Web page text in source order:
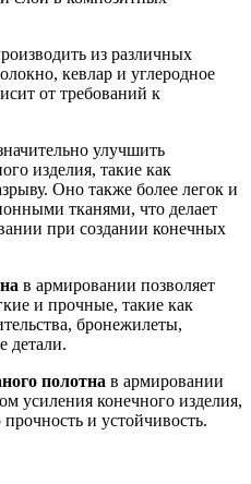
из различных
кевлар и углеродное
от требований к
улучшить
изделия, такие как
Оно также более легок и
тканями, что делает
при создании конечных
в армировании позволяет
и прочные, такие как
бронежилеты,
детали.
полотна в армировании
усиления конечного изделия,
и устойчивость.